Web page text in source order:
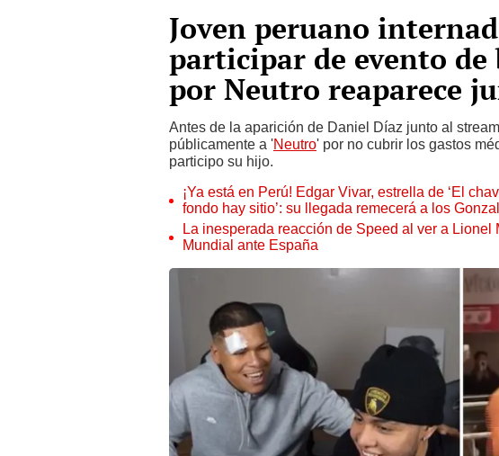
Joven peruano
participar de evento
por Neutro reaparece
Antes de la aparición de Daniel Díaz junto al
públicamente a 'Neutro' por no cubrir los gastos
participo su hijo.
¡Ya está en Perú! Edgar Vivar, estrella de ‘El
fondo hay sitio’: su llegada remecerá a los
La inesperada reacción de Speed al ver a Lionel
Mundial ante España